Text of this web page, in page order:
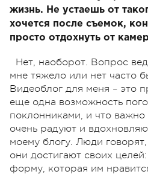
жизнь. Не устаешь от
хочется после съемок,
просто отдохнуть от
Нет, наоборот. Вопрос
мне тяжело или нет часто
Видеоблог для меня – это
еще одна возможность
поклонниками, и что
очень радуют и
моему блогу. Люди
они достигают своих
форму, которая им